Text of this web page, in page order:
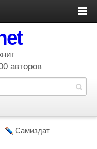
авторов
Самиздат